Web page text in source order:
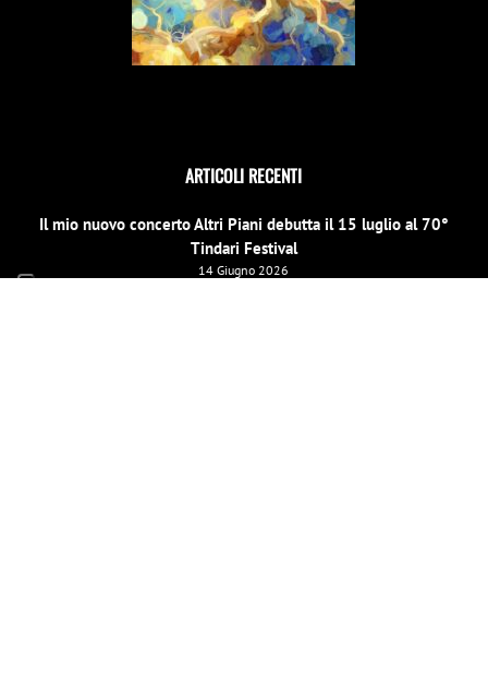
ARTICOLI RECENTI
Il mio nuovo concerto Altri Piani debutta il 15 luglio al 70°
Tindari Festival
14 Giugno 2026